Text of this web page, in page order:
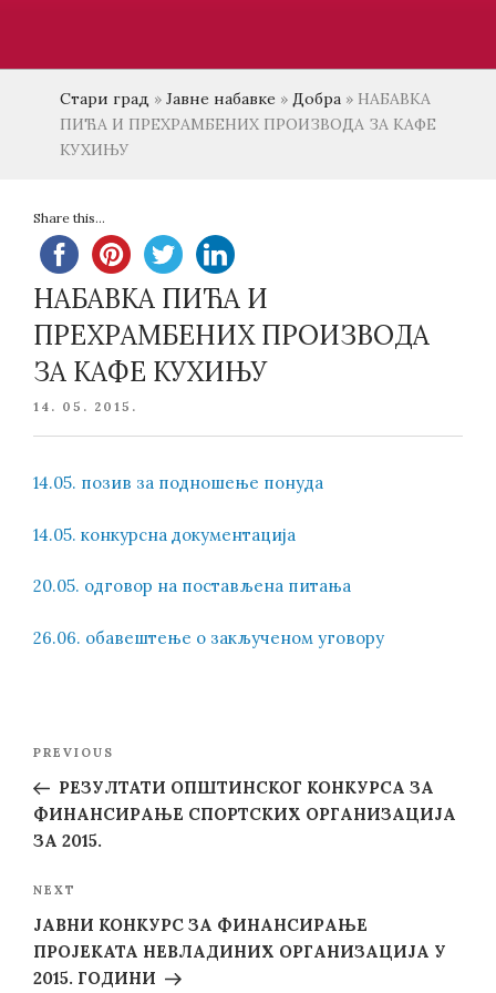
Стари град » Јавне набавке » Добра » НАБАВКА
ПИЋА И ПРЕХРАМБЕНИХ ПРОИЗВОДА ЗА КАФЕ
КУХИЊУ
Share this...
НАБАВКА ПИЋА И
ПРЕХРАМБЕНИХ ПРОИЗВОДА
ЗА КАФЕ КУХИЊУ
POSTED
14. 05. 2015.
14.05. позив за подношење понуда
14.05. конкурсна документација
20.05. одговор на постављена питања
26.06. обавештење о закљученом уговору
Post
Previous
Post
PREVIOUS
РЕЗУЛТАТИ ОПШТИНСКОГ КОНКУРСА ЗА
ФИНАНСИРАЊЕ СПОРТСКИХ ОРГАНИЗАЦИЈА
ЗА 2015.
Next
Post
NEXT
ЈАВНИ КОНКУРС ЗА ФИНАНСИРАЊЕ
ПРОЈЕКАТА НЕВЛАДИНИХ ОРГАНИЗАЦИЈА У
2015. ГОДИНИ